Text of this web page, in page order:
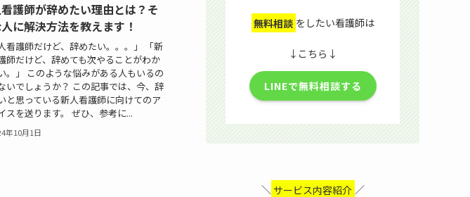
護師が辞めたい理由とは？そ
に解決方法を教えます！
看護師だけど、辞めたい。。。」 「新
師だけど、辞めても次やることがわか
。」 このような悩みがある人もいるの
いでしょうか？ この記事では、今、辞
と思っている新人看護師に向けてのア
スを送ります。 ぜひ、参考に...
年10月1日
無料相談 をしたい看護師は
↓こちら↓
LINEで無料相談する
＼ サービス内容紹介 ／